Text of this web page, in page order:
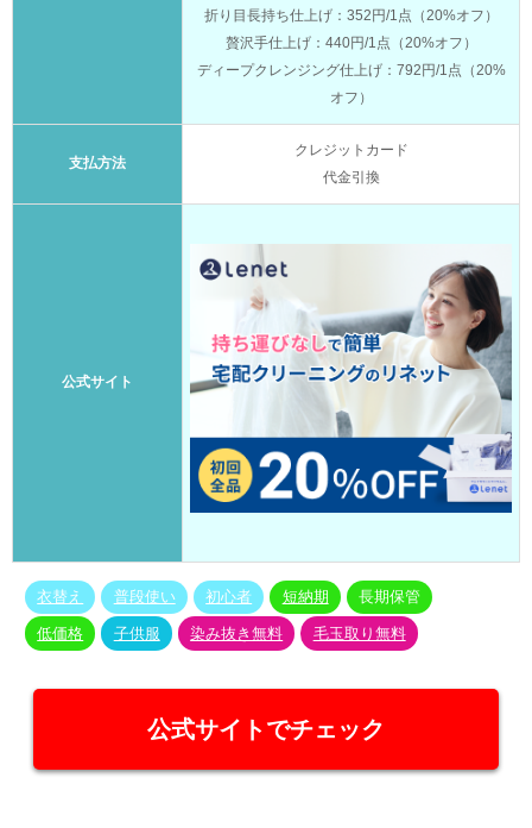
折り目長持ち仕上げ：352円/1点（20%オフ）
贅沢手仕上げ：440円/1点（20%オフ）
ディープクレンジング仕上げ：792円/1点（20%
オフ）
支払方法
クレジットカード
代金引換
公式サイト
衣替え 普段使い 初心者 短納期 長期保管
低価格 子供服 染み抜き無料 毛玉取り無料
公式サイトでチェック